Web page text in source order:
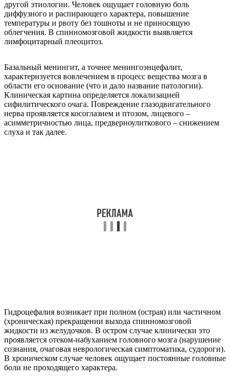
другой этиологии. Человек ощущает головную боль
диффузного и распирающего характера, повышение
температуры и рвоту без тошноты и не приносящую
облегчения. В спинномозговой жидкости выявляется
лимфоцитарный плеоцитоз.
Базальный менингит, а точнее менингоэнцефалит,
характеризуется вовлечением в процесс вещества мозга в
области его основание (что и дало название патологии).
Клиническая картина определяется локализацией
сифилитического очага. Повреждение глазодвигательного
нерва проявляется косоглазием и птозом, лицевого –
асимметричностью лица, предверноулиткового – снижением
слуха и так далее.
Гидроцефалия возникает при полном (острая) или частичном
(хроническая) прекращении выхода спинномозговой
жидкости из желудочков. В остром случае клинически это
проявляется отеком-набуханием головного мозга (нарушение
сознания, очаговая неврологическая симптоматика, судороги).
В хроническом случае человек ощущает постоянные головные
боли не проходящего характера.